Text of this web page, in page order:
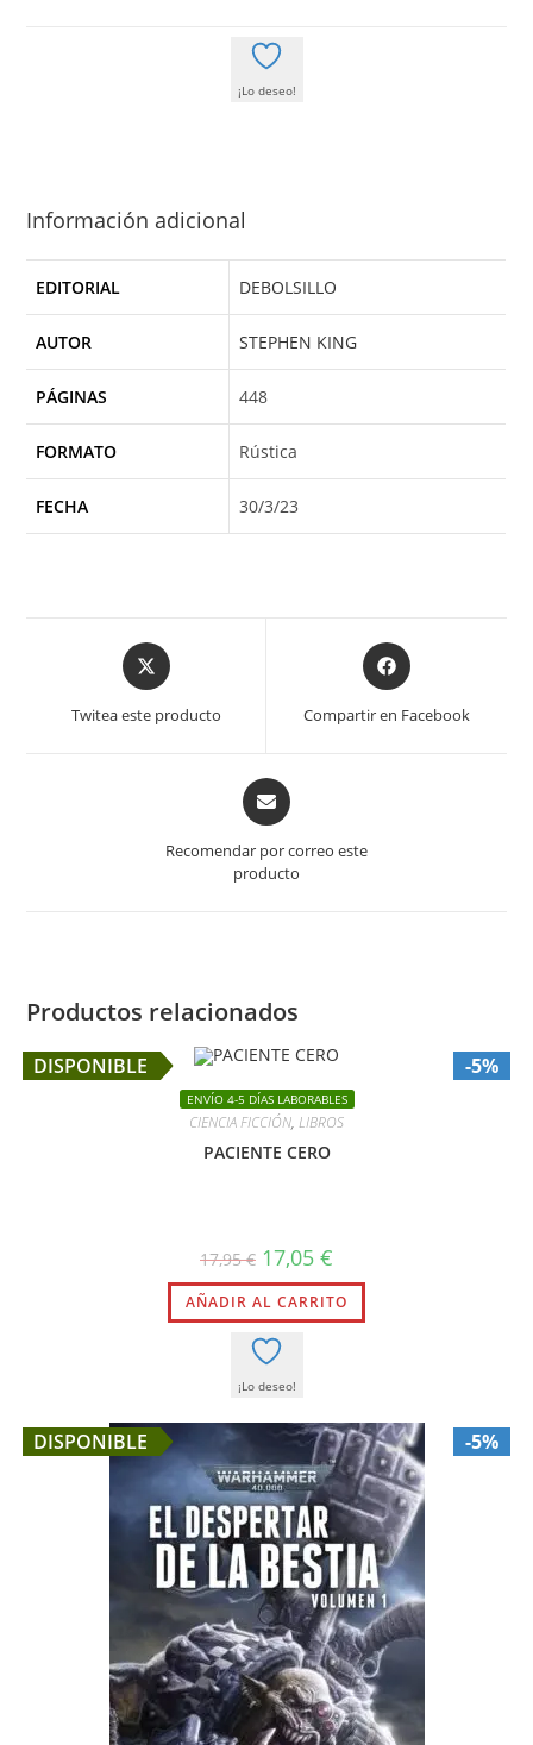
¡Lo deseo!
Información adicional
EDITORIAL DEBOLSILLO
AUTOR STEPHEN KING
PÁGINAS 448
FORMATO Rústica
FECHA 30/3/23
Opens
in
new
Twitea este producto
Opens
in
new
Compartir en Facebook
Opens
in
new
Recomendar por correo este
producto
Productos relacionados
DISPONIBLE -5%
ENVÍO 4-5 DÍAS LABORABLES
CIENCIA FICCIÓN, LIBROS
PACIENTE CERO
17,95€ El
precio
original
era:
17,95 €.
17,05 €
actual
es:
17,05 €.
AÑADIR AL CARRITO
¡Lo deseo!
DISPONIBLE -5%